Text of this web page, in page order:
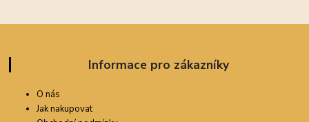
Informace pro zákazníky
O nás
Jak nakupovat